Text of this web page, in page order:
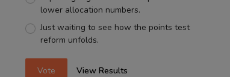
lower allocation numbers.
Just waiting to see how the points test
reform unfolds.
Vote View Results